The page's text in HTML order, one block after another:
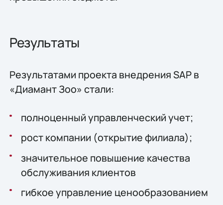
Результаты
Результатами проекта внедрения SAP в
«Диамант Зоо» стали:
полноценный управленческий учет;
рост компании (открытие филиала);
значительное повышение качества
обслуживания клиентов
гибкое управление ценообразованием